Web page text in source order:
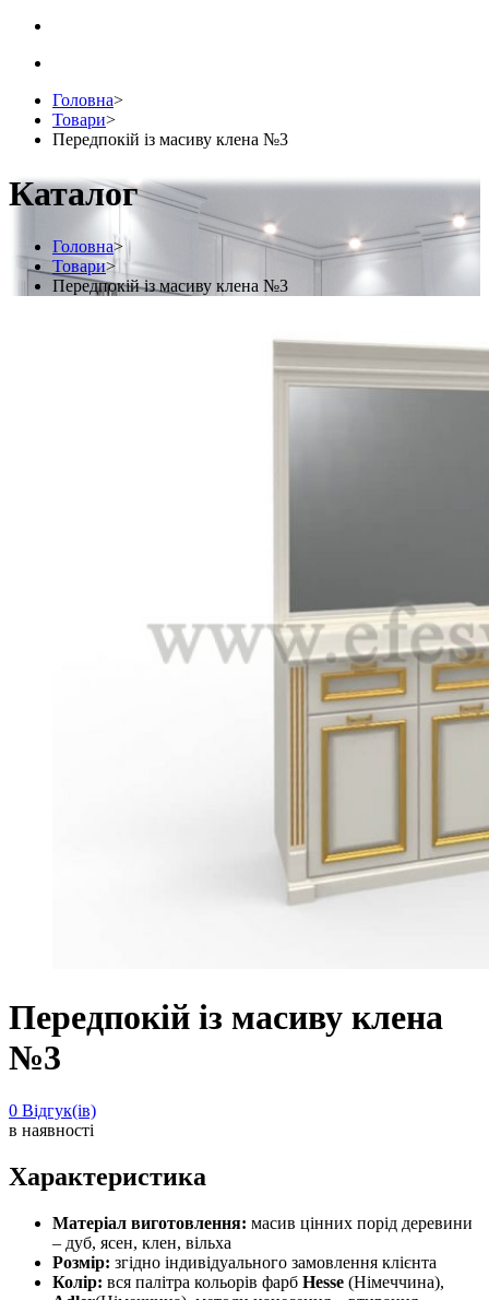
Головна>
Товари>
Передпокій із масиву клена №3
Каталог
Головна>
Товари>
Передпокій із масиву клена №3
Передпокій із масиву клена
№3
0 Відгук(ів)
в наявності
Характеристика
Матеріал виготовлення: масив цінних порід деревини
– дуб, ясен, клен, вільха
Розмір: згідно індивідуального замовлення клієнта
Колір: вся палітра кольорів фарб Hesse (Німеччина),